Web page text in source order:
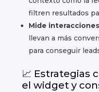
filtren resultados
Mide
llevan a más
para conseguir
📈 Estrategias
el widget y